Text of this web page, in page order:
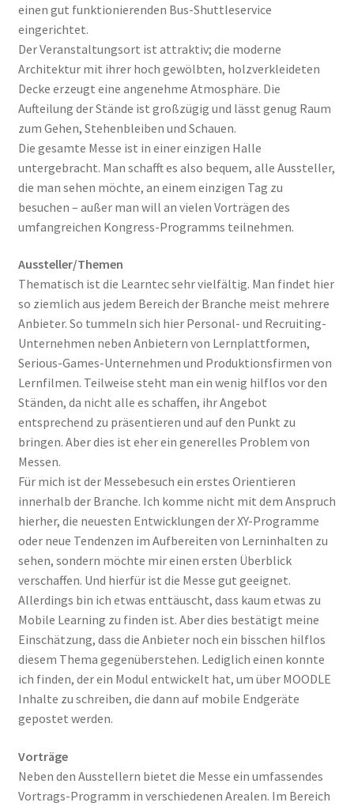
einen gut funktionierenden Bus-Shuttleservice
eingerichtet.
Der Veranstaltungsort ist attraktiv; die moderne
Architektur mit ihrer hoch gewölbten, holzverkleideten
Decke erzeugt eine angenehme Atmosphäre. Die
Aufteilung der Stände ist großzügig und lässt genug Raum
zum Gehen, Stehenbleiben und Schauen.
Die gesamte Messe ist in einer einzigen Halle
untergebracht. Man schafft es also bequem, alle Aussteller,
die man sehen möchte, an einem einzigen Tag zu
besuchen – außer man will an vielen Vorträgen des
umfangreichen Kongress-Programms teilnehmen.
Aussteller/Themen
Thematisch ist die Learntec sehr vielfältig. Man findet hier
so ziemlich aus jedem Bereich der Branche meist mehrere
Anbieter. So tummeln sich hier Personal- und Recruiting-
Unternehmen neben Anbietern von Lernplattformen,
Serious-Games-Unternehmen und Produktionsfirmen von
Lernfilmen. Teilweise steht man ein wenig hilflos vor den
Ständen, da nicht alle es schaffen, ihr Angebot
entsprechend zu präsentieren und auf den Punkt zu
bringen. Aber dies ist eher ein generelles Problem von
Messen.
Für mich ist der Messebesuch ein erstes Orientieren
innerhalb der Branche. Ich komme nicht mit dem Anspruch
hierher, die neuesten Entwicklungen der XY-Programme
oder neue Tendenzen im Aufbereiten von Lerninhalten zu
sehen, sondern möchte mir einen ersten Überblick
verschaffen. Und hierfür ist die Messe gut geeignet.
Allerdings bin ich etwas enttäuscht, dass kaum etwas zu
Mobile Learning zu finden ist. Aber dies bestätigt meine
Einschätzung, dass die Anbieter noch ein bisschen hilflos
diesem Thema gegenüberstehen. Lediglich einen konnte
ich finden, der ein Modul entwickelt hat, um über MOODLE
Inhalte zu schreiben, die dann auf mobile Endgeräte
gepostet werden.
Vorträge
Neben den Ausstellern bietet die Messe ein umfassendes
Vortrags-Programm in verschiedenen Arealen. Im Bereich